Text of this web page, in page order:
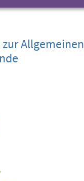
Allgemeinen